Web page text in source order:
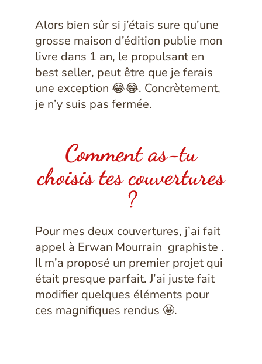
Alors bien sûr si j’étais sure qu’une
grosse maison d’édition publie mon
livre dans 1 an, le propulsant en
best seller, peut être que je ferais
une exception 😂😂. Concrètement,
je n’y suis pas fermée.
Comment as-tu
choisis tes couvertures
?
Pour mes deux couvertures, j’ai fait
appel à Erwan Mourrain graphiste .
Il m’a proposé un premier projet qui
était presque parfait. J’ai juste fait
modifier quelques éléments pour
ces magnifiques rendus 🤩.